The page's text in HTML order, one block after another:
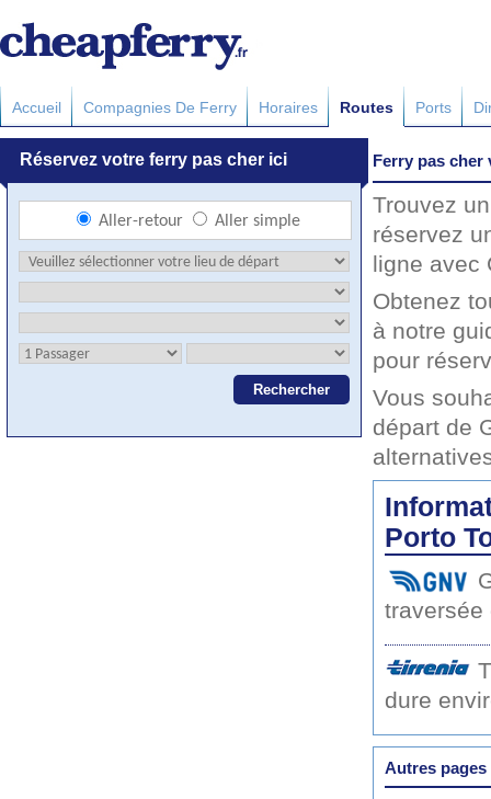
Accueil Compagnies De Ferry Horaires Routes Ports
Ferry pas cher
Trouvez
réservez
ligne avec
Obtenez
à notre
pour
Vous
départ de
Porto
traversée
dure
Autres pages